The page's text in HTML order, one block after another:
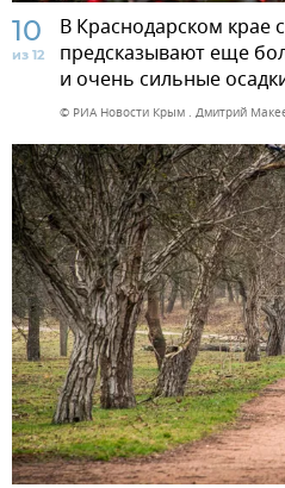
10
из 12
В Краснодарском крае
предсказывают еще
и очень сильные
© РИА Новости Крым . Дмитрий